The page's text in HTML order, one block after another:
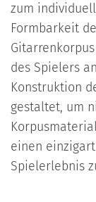
zum
Formbarkeit
des Spielers
Konstruktion
gestaltet, um
einen
Spielerlebnis